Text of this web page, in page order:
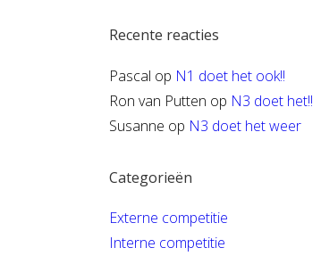
Recente reacties
Pascal op N1 doet het ook!!
Ron van Putten op N3 doet het!!
Susanne op N3 doet het weer
Categorieën
Externe competitie
Interne competitie